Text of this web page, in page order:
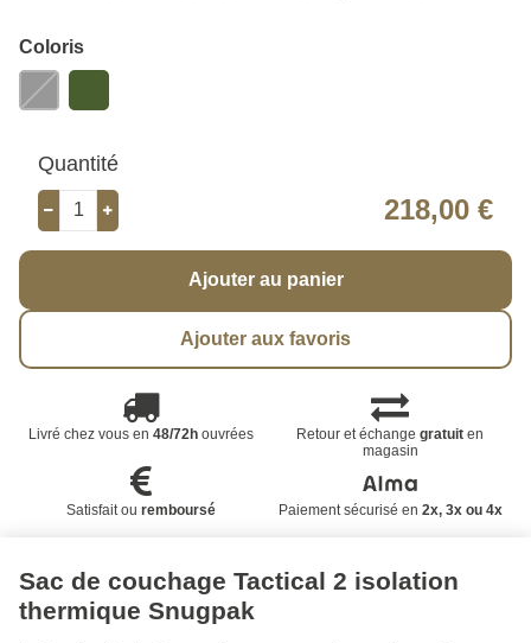
Coloris
Quantité
218,00 €
Ajouter au panier
Ajouter aux favoris
Livré chez vous en 48/72houvrées Retour et échangegratuit en
magasin
Satisfait ou remboursé Paiement sécurisé en 2x, 3x ou 4x
Sac de couchage Tactical 2 isolation
thermique Snugpak